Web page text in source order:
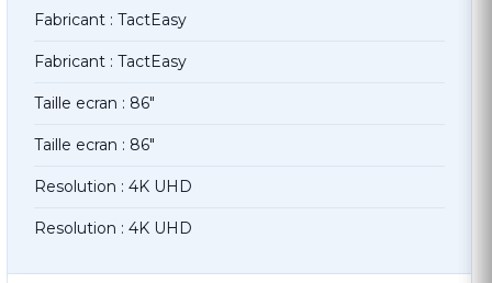
Fabricant : TactEasy
Fabricant : TactEasy
Taille ecran : 86"
Taille ecran : 86"
Resolution : 4K UHD
Resolution : 4K UHD